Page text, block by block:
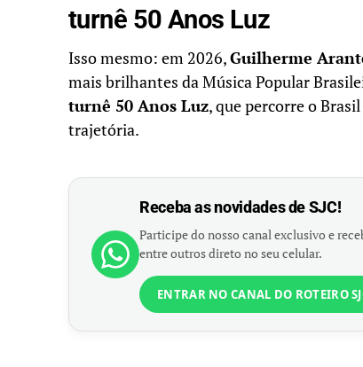
turnê 50 Anos Luz
Isso mesmo: em 2026,Guilherme
mais brilhantes da Música Popular
turnê 50 Anos Luz, que percorre o
trajetória.
Receba as novidades de SJC!
Participe do nosso canal exclusivo e
entre outros direto no seu celular.
ENTRAR NO CANAL DO ROTEIRO